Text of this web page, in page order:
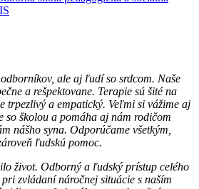
ale aj ľudí so srdcom. Naše
a rešpektovane. Terapie sú šité na
trpezlivý a empatický. Veľmi si vážime aj
so školou a pomáha aj nám rodičom
nášho syna. Odporúčame všetkým,
ľudskú pomoc.
život. Odborný a ľudský prístup celého
zvládaní náročnej situácie s naším